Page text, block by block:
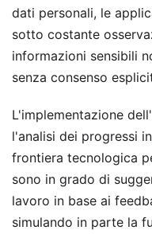
dati personali, le
sotto costante
informazioni sensibili
senza consenso
L'implementazione
l'analisi dei progressi
frontiera tecnologica
sono in grado di
lavoro in base ai
simulando in parte la